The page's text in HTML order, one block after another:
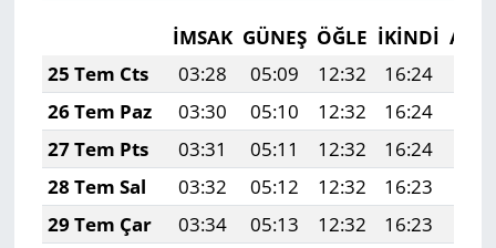
İMSAK GÜNEŞ ÖĞLE İKINDI
25 Tem Cts
03:28 05:09 12:32 16:24
26 Tem Paz
03:30 05:10 12:32 16:24
27 Tem Pts
03:31 05:11 12:32 16:24
28 Tem Sal
03:32 05:12 12:32 16:23
29 Tem Çar
03:34 05:13 12:32 16:23